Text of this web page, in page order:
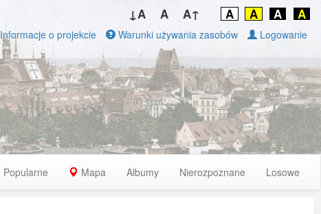
↓A A A↑ A A A A
Informacje o projekcie Warunki używania zasobów Logowanie
Popularne Mapa Albumy Nierozpoznane Losowe